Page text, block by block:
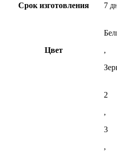
Срок изготовления 7
Цвет
,
2
,
3
,